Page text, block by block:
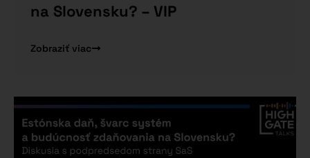
na Slovensku? – VIP
Zobraziť viac